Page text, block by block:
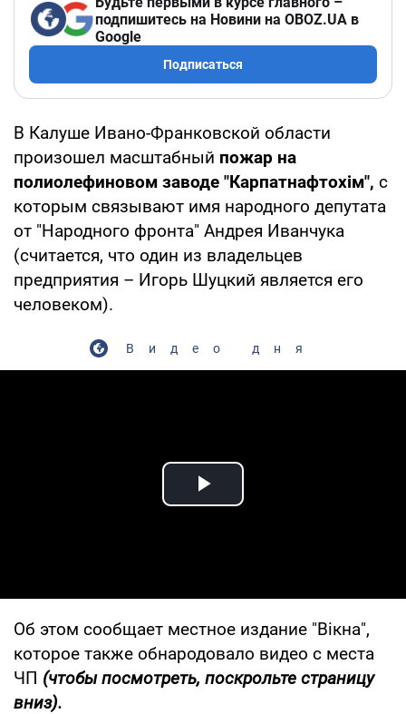
подпишитесь на Новини на OBOZ.UA в
Google
Подписаться
В Калуше Ивано-Франковской области
произошел масштабный пожар на
полиолефиновом заводе "Карпатнафтохім", с
которым связывают имя народного депутата
от "Народного фронта" Андрея Иванчука
(считается, что один из владельцев
предприятия – Игорь Шуцкий является его
человеком).
Видео дня
Play Video
Об этом сообщает местное издание "Вікна",
которое также обнародовало видео с места
ЧП (чтобы посмотреть, поскрольте страницу
вниз).